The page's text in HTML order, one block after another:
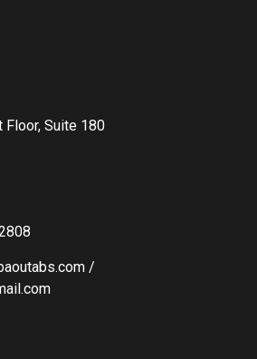
Floor, Suite 180
/